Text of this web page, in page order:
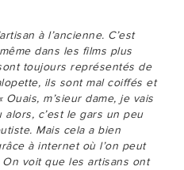
à l’ancienne. C’est
dans les films plus
toujours représentés de
ils sont mal coiffés et
m’sieur dame, je vais
alors, c’est le gars un peu
Mais cela a bien
à internet où l’on peut
voit que les artisans ont